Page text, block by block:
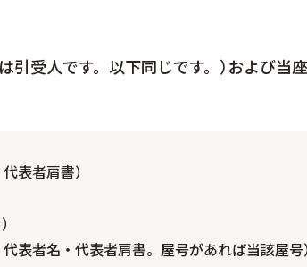
引受人です。以下同じです。）および
表者肩書）
表者名・代表者肩書。屋号があれば当該屋号）